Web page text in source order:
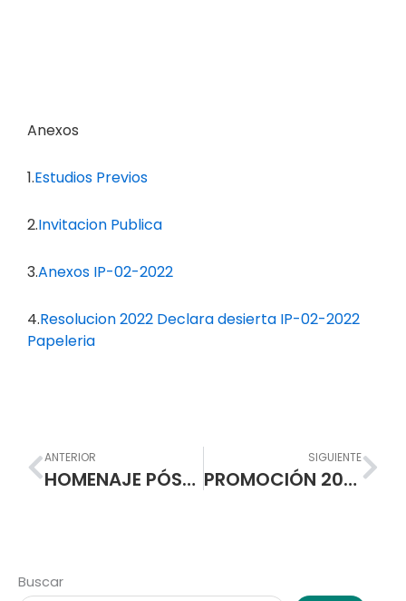
Anexos
1.Estudios Previos
2.Invitacion Publica
3.Anexos IP-02-2022
4.Resolucion 2022 Declara desierta IP-02-2022
Papeleria
Prev
ANTERIOR
HOMENAJE PÓSTUMO DIANA CAROLINA SANCHEZ LEÓN (Semestre B-2021. Programa de Formación Complementaria)
SIGUIENTE
PROMOCIÓN 2022 RECIBE SU CHAQUETA DE GRADO ONCE
Buscar